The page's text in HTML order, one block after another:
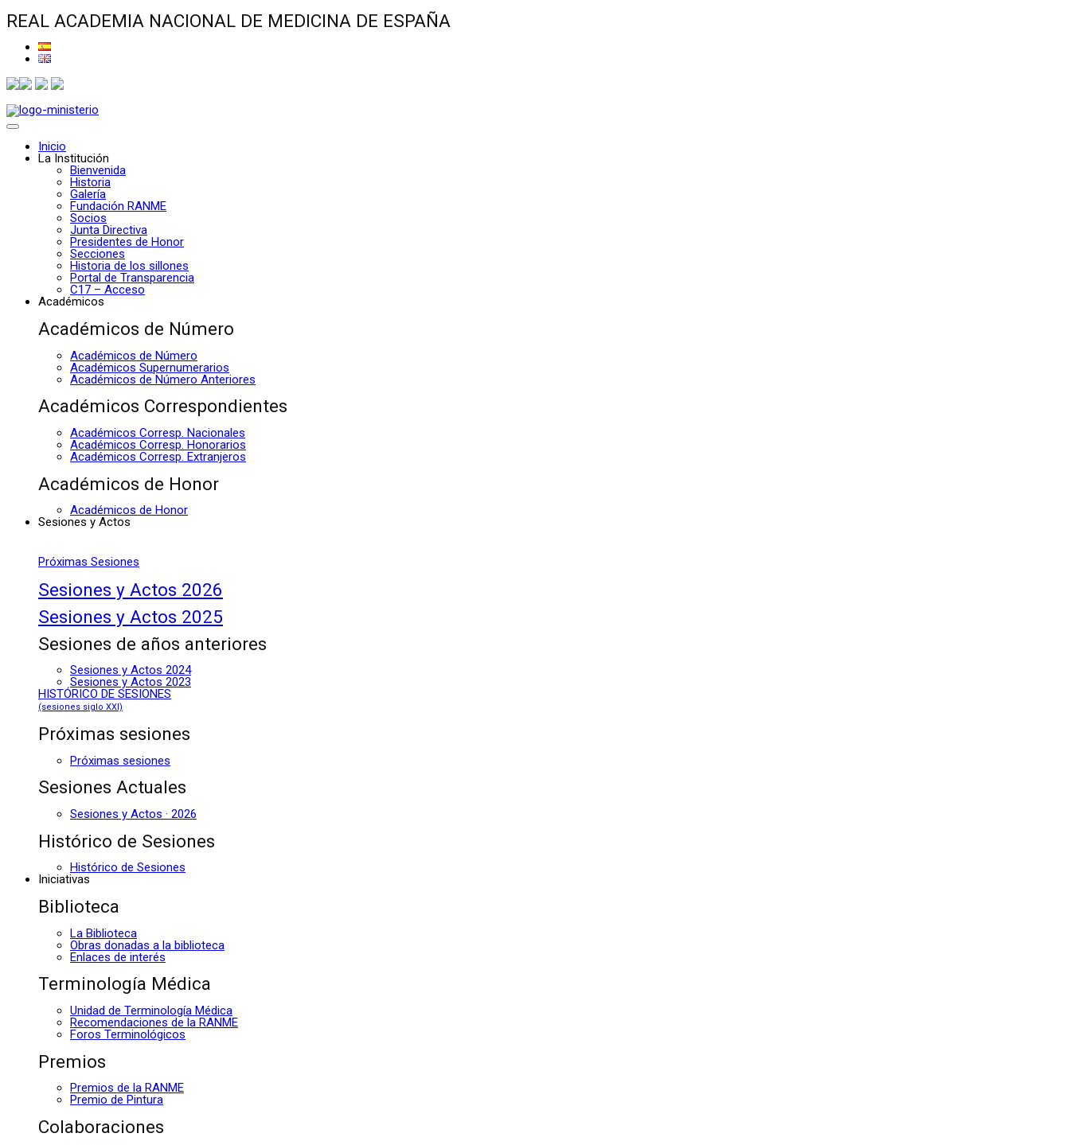
REAL ACADEMIA NACIONAL DE MEDICINA DE ESPAÑA
Inicio
La Institución
Bienvenida
Historia
Galería
Fundación RANME
Socios
Junta Directiva
Presidentes de Honor
Secciones
Historia de los sillones
Portal de Transparencia
C17 – Acceso
Académicos
Académicos de Número
Académicos de Número
Académicos Supernumerarios
Académicos de Número Anteriores
Académicos Correspondientes
Académicos Corresp. Nacionales
Académicos Corresp. Honorarios
Académicos Corresp. Extranjeros
Académicos de Honor
Académicos de Honor
Sesiones y Actos
Próximas Sesiones
Sesiones y Actos 2026
Sesiones y Actos 2025
Sesiones de años anteriores
Sesiones y Actos 2024
Sesiones y Actos 2023
HISTÓRICO DE SESIONES
(sesiones siglo XXI)
Próximas sesiones
Próximas sesiones
Sesiones Actuales
Sesiones y Actos · 2026
Histórico de Sesiones
Histórico de Sesiones
Iniciativas
Biblioteca
La Biblioteca
Obras donadas a la biblioteca
Enlaces de interés
Terminología Médica
Unidad de Terminología Médica
Recomendaciones de la RANME
Foros Terminológicos
Premios
Premios de la RANME
Premio de Pintura
Colaboraciones